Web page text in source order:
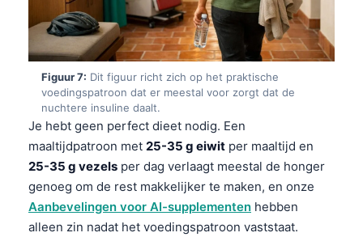
Figuur 7: Dit figuur richt zich op het praktische
voedingspatroon dat er meestal voor zorgt dat de
nuchtere insuline daalt.
Je hebt geen perfect dieet nodig. Een
maaltijdpatroon met 25-35 g eiwit per maaltijd en
25-35 g vezels per dag verlaagt meestal de honger
genoeg om de rest makkelijker te maken, en onze
Aanbevelingen voor AI-supplementen hebben
alleen zin nadat het voedingspatroon vaststaat.
Íslenska
Српски језик
Svenska
Bosanski
Azərbaycan dili
Eesti
Čeština
ქართული